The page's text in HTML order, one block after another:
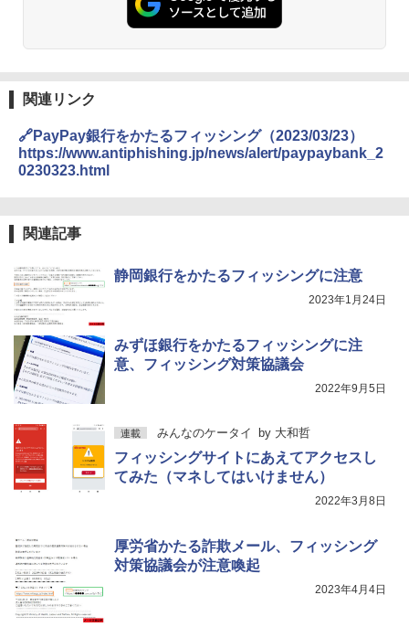
関連リンク
🔗PayPay銀行をかたるフィッシング（2023/03/23）
https://www.antiphishing.jp/news/alert/paypaybank_2
0230323.html
関連記事
静岡銀行をかたるフィッシングに注意
2023年1月24日
みずほ銀行をかたるフィッシングに注
意、フィッシング対策協議会
2022年9月5日
連載 みんなのケータイ by 大和哲
フィッシングサイトにあえてアクセスし
てみた（マネしてはいけません）
2022年3月8日
厚労省かたる詐欺メール、フィッシング
対策協議会が注意喚起
2023年4月4日